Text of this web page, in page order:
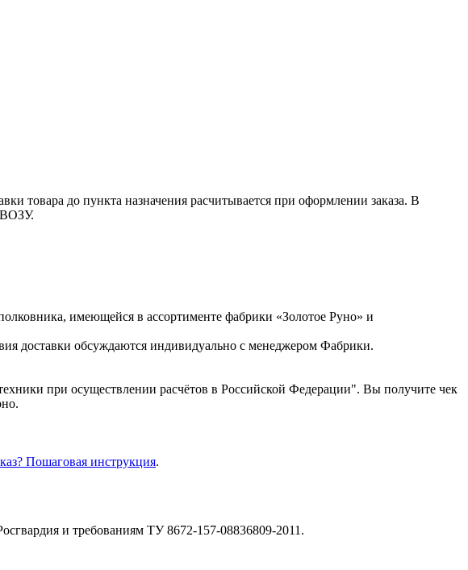
товара до пункта назначения расчитывается при оформлении заказа. В
имеющейся в ассортименте фабрики «Золотое Руно» и
доставки обсуждаются индивидуально с менеджером Фабрики.
при осуществлении расчётов в Российской Федерации". Вы получите чек
Пошаговая инструкция.
и требованиям ТУ 8672-157-08836809-2011.